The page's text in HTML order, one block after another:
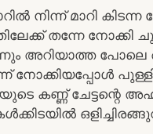
നിന്ന് മാറി കിടന്ന
തന്നേ നോക്കി
അറിയാത്ത പോലെ
ഒന്ന് നോക്കിയപ്പോൾ
കണ്ണ് ചേട്ടന്റെ അഹ്